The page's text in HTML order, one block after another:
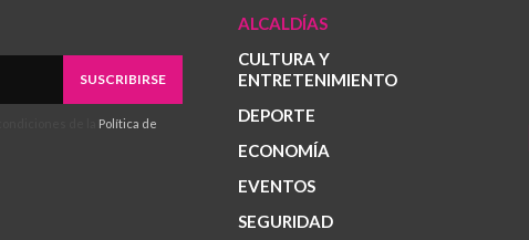
SUSCRIBIRSE
Política de
ALCALDÍAS
CULTURA Y
ENTRETENIMIENTO
DEPORTE
ECONOMÍA
EVENTOS
SEGURIDAD